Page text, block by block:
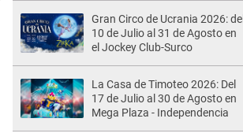
Gran Circo de Ucrania 2026: del
10 de Julio al 31 de Agosto en
el Jockey Club-Surco
La Casa de Timoteo 2026: Del
17 de Julio al 30 de Agosto en
Mega Plaza - Independencia